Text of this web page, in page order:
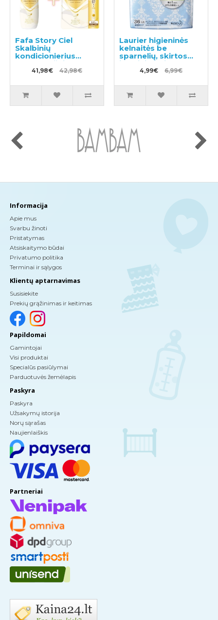
Fafa Story Ciel
Skalbinių
kondicionierius
600ml + užpildas
840ml41,98€ 42,98€
Laurier higieninės
kelnaitės be
sparnelių, skirtos
jautriai odai 14cm
36vnt4,99€ 6,99€
Informacija
Apie mus
Svarbu žinoti
Pristatymas
Atsiskaitymo būdai
Privatumo politika
Terminai ir sąlygos
Klientų aptarnavimas
Susisiekite
Prekių grąžinimas ir keitimas
Papildomai
Gamintojai
Visi produktai
Specialūs pasiūlymai
Parduotuvės žemėlapis
Paskyra
Paskyra
Užsakymų istorija
Norų sąrašas
Naujienlaiškis
Partneriai